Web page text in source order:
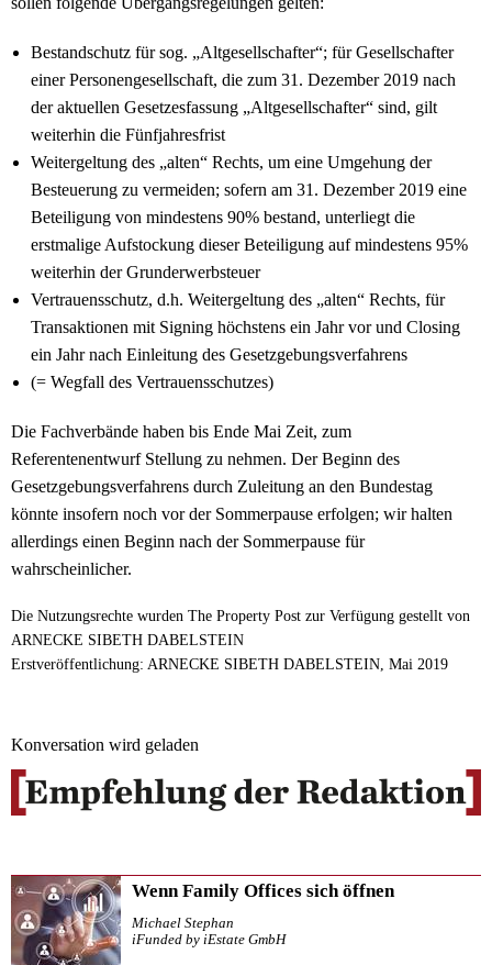
Bestandschutz für sog. „Altgesellschafter“; für Gesellschafter
einer Personengesellschaft, die zum 31. Dezember 2019 nach
der aktuellen Gesetzesfassung „Altgesellschafter“ sind, gilt
weiterhin die Fünfjahresfrist
Weitergeltung des „alten“ Rechts, um eine Umgehung der
Besteuerung zu vermeiden; sofern am 31. Dezember 2019 eine
Beteiligung von mindestens 90% bestand, unterliegt die
erstmalige Aufstockung dieser Beteiligung auf mindestens 95%
weiterhin der Grunderwerbsteuer
Vertrauensschutz, d.h. Weitergeltung des „alten“ Rechts, für
Transaktionen mit Signing höchstens ein Jahr vor und Closing
ein Jahr nach Einleitung des Gesetzgebungsverfahrens
(= Wegfall des Vertrauensschutzes)
Die Fachverbände haben bis Ende Mai Zeit, zum
Referentenentwurf Stellung zu nehmen. Der Beginn des
Gesetzgebungsverfahrens durch Zuleitung an den Bundestag
könnte insofern noch vor der Sommerpause erfolgen; wir halten
allerdings einen Beginn nach der Sommerpause für
wahrscheinlicher.
Die Nutzungsrechte wurden The Property Post zur Verfügung gestellt von
ARNECKE SIBETH DABELSTEIN
Erstveröffentlichung: ARNECKE SIBETH DABELSTEIN, Mai 2019
Konversation wird geladen
Wenn Family Offices sich öffnen
Michael Stephan
iFunded by iEstate GmbH